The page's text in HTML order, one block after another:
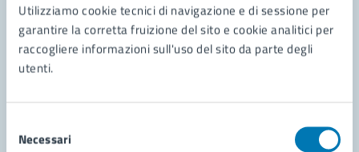
Utilizziamo cookie tecnici di navigazione e di sessione per
garantire la corretta fruizione del sito e cookie analitici per
raccogliere informazioni sull'uso del sito da parte degli
utenti.
delNecessari
Prenota appuntamento
Problemi in città